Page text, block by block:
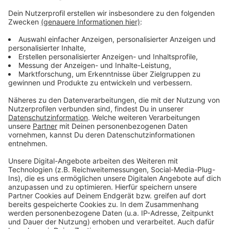
Eiskratzen am frühen Morgen. Leute, die nicht
Autofahren können. Menschen, die seltsame Wörter
benutzen. Wo andere sich vor Verzweiflung das
Gesicht bis zum Bauchnabel ziehen oder ihren Kopf
gegen die Wand hauen wollen, geht in eben diesem
Kopf von Laura Potting ein Karussell los. Irgendwo
zwischen wirren Gedanken und scharfer
Alltagsbeobachtung. Ein bisschen ausgeflippt,
meistens bunt und nie ganz ernst gemeint.
Anzeige
Anzeige